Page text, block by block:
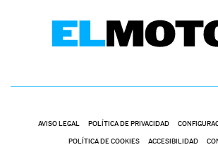
AVISO LEGAL POLÍTICA DE PRIVACIDAD
POLÍTICA DE COOKIES ACCESIBILIDAD